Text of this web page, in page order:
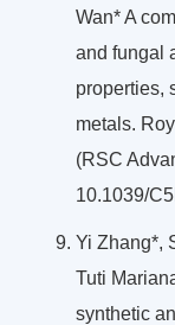
Wan* A
and fungal
properties,
metals.
(RSC
10.1039/
Yi Zhang*,
Tuti
synthetic